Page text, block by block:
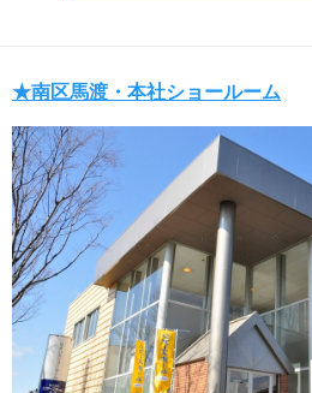
★南区馬渡・本社ショールーム